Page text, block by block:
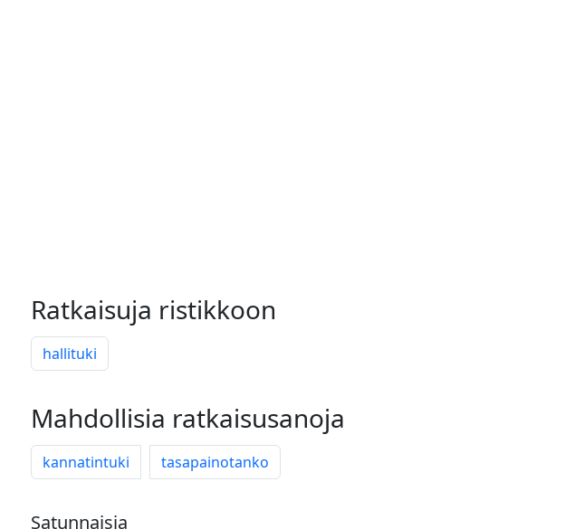
Ratkaisuja ristikkoon
hallituki
Mahdollisia ratkaisusanoja
kannatintuki tasapainotanko
Satunnaisia